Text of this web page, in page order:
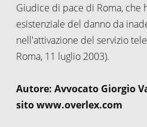
Giudice di pace di Roma, che
esistenziale del danno da
nell'attivazione del servizio
Roma, 11 luglio 2003).
Autore: Avvocato Giorgio
sito www.overlex.com